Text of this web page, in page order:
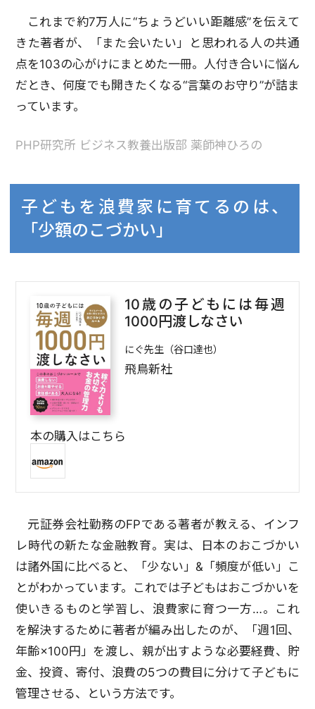
これまで約7万人に“ちょうどいい距離感”を伝えて
きた著者が、「また会いたい」と思われる人の共通
点を103の心がけにまとめた一冊。人付き合いに悩ん
だとき、何度でも開きたくなる“言葉のお守り”が詰ま
っています。
PHP研究所 ビジネス教養出版部 薬師神ひろの
子どもを浪費家に育てるのは、
「少額のこづかい」
10歳の子どもには毎週
1000円渡しなさい
にぐ先生（谷口達也）
飛鳥新社
本の購入はこちら
元証券会社勤務のFPである著者が教える、インフ
レ時代の新たな金融教育。実は、日本のおこづかい
は諸外国に比べると、「少ない」&「頻度が低い」こ
とがわかっています。これでは子どもはおこづかいを
使いきるものと学習し、浪費家に育つ一方…。これ
を解決するために著者が編み出したのが、「週1回、
年齢×100円」を渡し、親が出すような必要経費、貯
金、投資、寄付、浪費の5つの費目に分けて子どもに
管理させる、という方法です。